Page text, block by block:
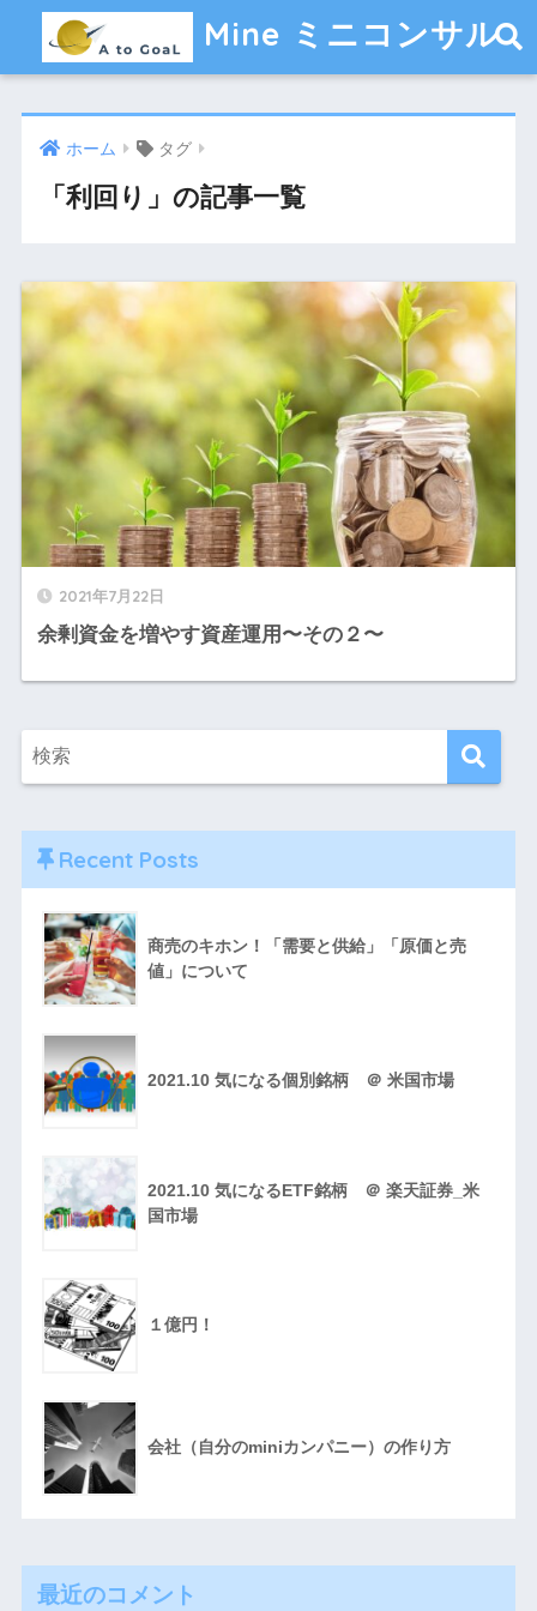
Mine ミニコンサル
ホーム タグ
「利回り」の記事一覧
2021年7月22日
余剰資金を増やす資産運用〜その２〜
Recent Posts
商売のキホン！「需要と供給」「原価と売
値」について
2021.10 気になる個別銘柄 ＠ 米国市場
2021.10 気になるETF銘柄 ＠ 楽天証券_米
国市場
１億円！
会社（自分のminiカンパニー）の作り方
最近のコメント